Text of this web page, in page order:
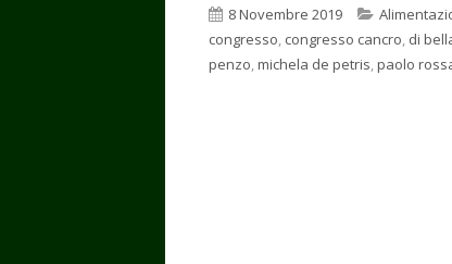
Pubblicato
8 Novembre 2019 Categorie
congresso congresso cancro di
penzo michela de petris paolo